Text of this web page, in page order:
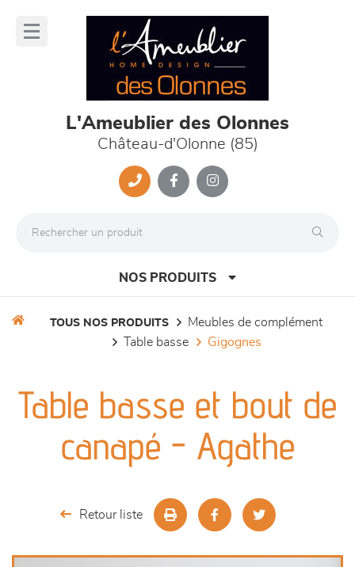
L'Ameublier des Olonnes
Château-d'Olonne (85)
NOS PRODUITS
séjours
meubles de complément
TOUS NOS PRODUITS
meubles de complément
table basse
gigognes
Table basse et bout de
canapé - Agathe
Retour liste